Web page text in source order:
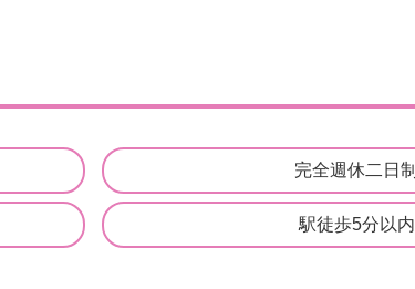
完全週休二日制
駅徒歩5分以内